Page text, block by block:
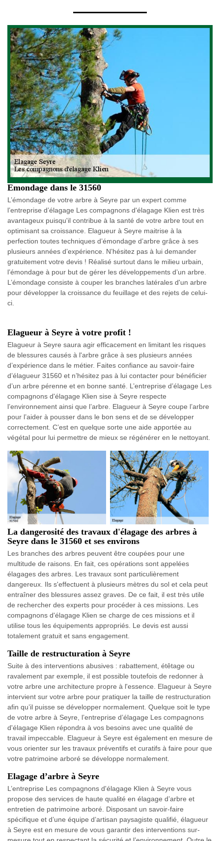
Emondage dans le 31560
L’émondage de votre arbre à Seyre par un expert comme
l’entreprise d’élagage Les compagnons d'élagage Klien est très
avantageux puisqu'il contribue à la santé de votre arbre tout en
optimisant sa croissance. Elagueur à Seyre maitrise à la
perfection toutes techniques d’émondage d’arbre grâce à ses
plusieurs années d’expérience. N’hésitez pas à lui demander
gratuitement votre devis ! Réalisé surtout dans le milieu urbain,
l’émondage à pour but de gérer les développements d’un arbre.
L’émondage consiste à couper les branches latérales d'un arbre
pour développer la croissance du feuillage et des rejets de celui-
ci.
Elagueur à Seyre à votre profit !
Elagueur à Seyre saura agir efficacement en limitant les risques
de blessures causés à l'arbre grâce à ses plusieurs années
d’expérience dans le métier. Faites confiance au savoir-faire
d’élagueur 31560 et n’hésitez pas à lui contacter pour bénéficier
d’un arbre pérenne et en bonne santé. L’entreprise d’élagage Les
compagnons d'élagage Klien sise à Seyre respecte
l’environnement ainsi que l’arbre. Elagueur à Seyre coupe l’arbre
pour l’aider à pousser dans le bon sens et de se développer
correctement. C’est en quelque sorte une aide apportée au
végétal pour lui permettre de mieux se régénérer en le nettoyant.
La dangerosité des travaux d'élagage des arbres à
Seyre dans le 31560 et ses environs
Les branches des arbres peuvent être coupées pour une
multitude de raisons. En fait, ces opérations sont appelées
élagages des arbres. Les travaux sont particulièrement
dangereux. Ils s'effectuent à plusieurs mètres du sol et cela peut
entraîner des blessures assez graves. De ce fait, il est très utile
de rechercher des experts pour procéder à ces missions. Les
compagnons d'élagage Klien se charge de ces missions et il
utilise tous les équipements appropriés. Le devis est aussi
totalement gratuit et sans engagement.
Taille de restructuration à Seyre
Suite à des interventions abusives : rabattement, étêtage ou
ravalement par exemple, il est possible toutefois de redonner à
votre arbre une architecture propre à l'essence. Elagueur à Seyre
intervient sur votre arbre pour pratiquer la taille de restructuration
afin qu’il puisse se développer normalement. Quelque soit le type
de votre arbre à Seyre, l’entreprise d’élagage Les compagnons
d'élagage Klien répondra à vos besoins avec une qualité de
travail impeccable. Elagueur à Seyre est également en mesure de
vous orienter sur les travaux préventifs et curatifs à faire pour que
votre patrimoine arboré se développe normalement.
Elagage d’arbre à Seyre
L’entreprise Les compagnons d'élagage Klien à Seyre vous
propose des services de haute qualité en élagage d’arbre et
entretien de patrimoine arboré. Disposant un savoir-faire
spécifique et d’une équipe d’artisan paysagiste qualifié, élagueur
à Seyre est en mesure de vous garantir des interventions sur-